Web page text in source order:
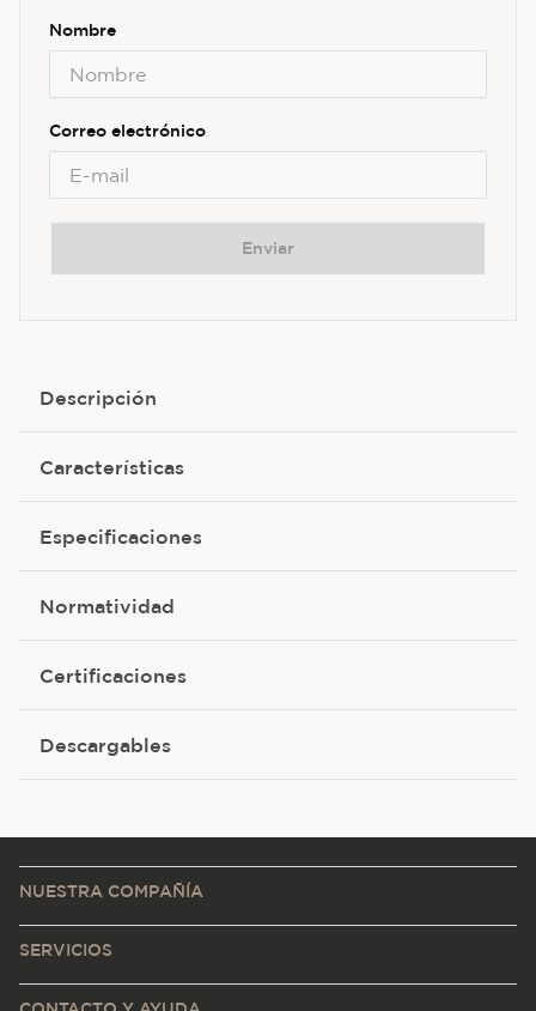
Enviar
Descripción
Características
Especificaciones
Normatividad
Certificaciones
Descargables
NUESTRA COMPAÑÍA
SERVICIOS